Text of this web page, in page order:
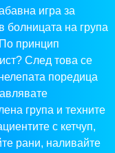
игра за
болницата на група
принцип
След това се
поредица
група и техните
с кетчуп,
рани, наливайте